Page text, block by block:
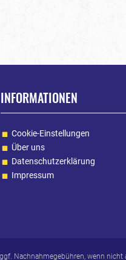
INFORMATIONEN
Cookie-Einstellungen
Über uns
Datenschutzerklärung
Impressum
Nachnahmegebühren, wenn nicht